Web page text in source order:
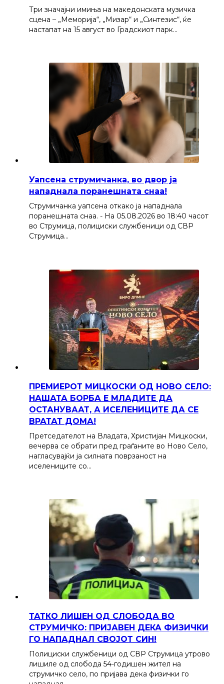
Три значајни имиња на македонската музичка
сцена – „Меморија“, „Мизар“ и „Синтезис“, ќе
настапат на 15 август во Градскиот парк…
Уапсена струмичанка, во двор ја
нападнала поранешната снаа!
Струмичанка уапсена откако ја нападнала
поранешната снаа. - На 05.08.2026 во 18:40 часот
во Струмица, полициски службеници од СВР
Струмица…
ПРЕМИЕРОТ МИЦКОСКИ ОД НОВО СЕЛО:
НАШАТА БОРБА Е МЛАДИТЕ ДА
ОСТАНУВААТ, А ИСЕЛЕНИЦИТЕ ДА СЕ
ВРАТАТ ДОМА!
Претседателот на Владата, Христијан Мицкоски,
вечерва се обрати пред граѓаните во Ново Село,
нагласувајќи ја силната поврзаност на
иселениците со…
ТАТКО ЛИШЕН ОД СЛОБОДА ВО
СТРУМИЧКО: ПРИЈАВЕН ДЕКА ФИЗИЧКИ
ГО НАПАДНАЛ СВОЈОТ СИН!
Полициски службеници од СВР Струмица утрово
лишиле од слобода 54-годишен жител на
струмичко село, по пријава дека физички го